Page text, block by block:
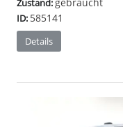
Zustand:gebraucht
ID: 585141
Details